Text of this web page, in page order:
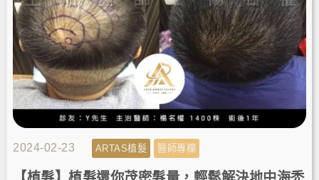
2024-02-23 ARTAS植髮 醫師專欄